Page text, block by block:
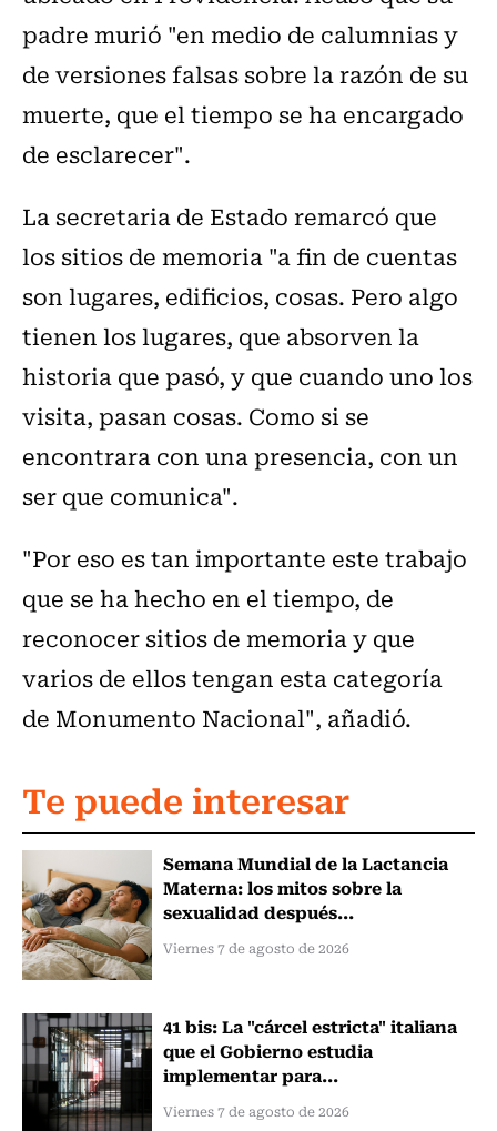
padre murió "en medio de calumnias y
de versiones falsas sobre la razón de su
muerte, que el tiempo se ha encargado
de esclarecer".
La secretaria de Estado remarcó que
los sitios de memoria "a fin de cuentas
son lugares, edificios, cosas. Pero algo
tienen los lugares, que absorven la
historia que pasó, y que cuando uno los
visita, pasan cosas. Como si se
encontrara con una presencia, con un
ser que comunica".
"Por eso es tan importante este trabajo
que se ha hecho en el tiempo, de
reconocer sitios de memoria y que
varios de ellos tengan esta categoría
de Monumento Nacional", añadió.
Te puede interesar
Semana Mundial de la Lactancia
Materna: los mitos sobre la
sexualidad después...
Viernes 7 de agosto de 2026
41 bis: La "cárcel estricta" italiana
que el Gobierno estudia
implementar para...
Viernes 7 de agosto de 2026